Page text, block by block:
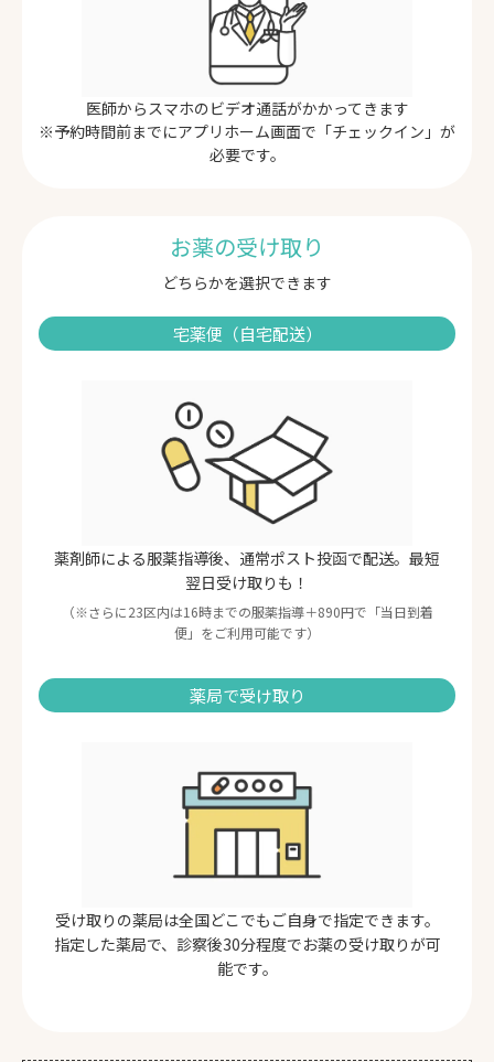
医師からスマホのビデオ通話がかかってきます
※予約時間前までにアプリホーム画面で「チェックイン」が
必要です。
お薬の受け取り
どちらかを選択できます
宅薬便（自宅配送）
薬剤師による服薬指導後、通常ポスト投函で配送。最短
翌日受け取りも！
（※さらに23区内は16時までの服薬指導＋890円で「当日到着
便」をご利用可能です）
薬局で受け取り
受け取りの薬局は全国どこでもご自身で指定できます。
指定した薬局で、診察後30分程度でお薬の受け取りが可
能です。